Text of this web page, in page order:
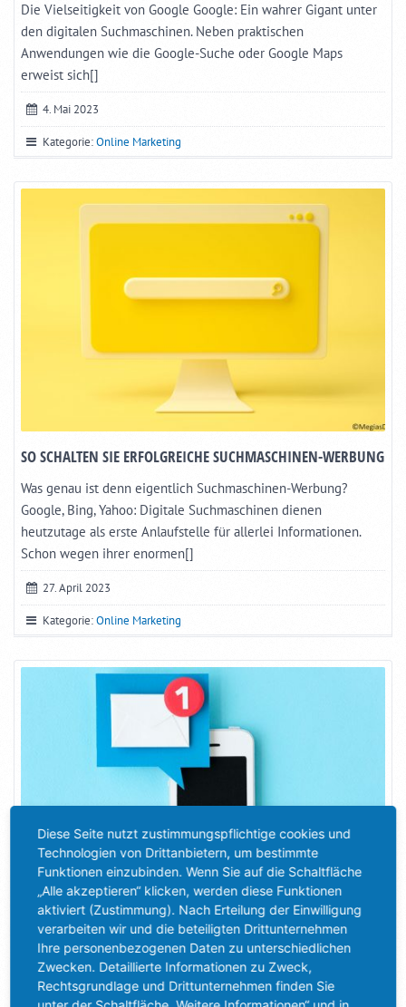
Die Vielseitigkeit von Google Google: Ein wahrer Gigant unter
den digitalen Suchmaschinen. Neben praktischen
Anwendungen wie die Google-Suche oder Google Maps
erweist sich[]
4. Mai 2023
Kategorie:Online Marketing
SO SCHALTEN SIE ERFOLGREICHE SUCHMASCHINEN-WERBUNG
Was genau ist denn eigentlich Suchmaschinen-Werbung?
Google, Bing, Yahoo: Digitale Suchmaschinen dienen
heutzutage als erste Anlaufstelle für allerlei Informationen.
Schon wegen ihrer enormen[]
27. April 2023
Kategorie:Online Marketing
DIE BESONDEREN VORTEILE DER PUSH MITTEILUNGEN
Was genau sind denn eigentlich Push Mitteilungen? Fast jede
Webseite oder Social Media Plattform nutzt heutzutage die
Diese Seite nutzt zustimmungspflichtige cookies und
Technologien von Drittanbietern, um bestimmte
Funktionen einzubinden. Wenn Sie auf die Schaltfläche
„Alle akzeptieren“ klicken, werden diese Funktionen
aktiviert (Zustimmung). Nach Erteilung der Einwilligung
verarbeiten wir und die beteiligten Drittunternehmen
Ihre personenbezogenen Daten zu unterschiedlichen
Zwecken. Detaillierte Informationen zu Zweck,
Rechtsgrundlage und Drittunternehmen finden Sie